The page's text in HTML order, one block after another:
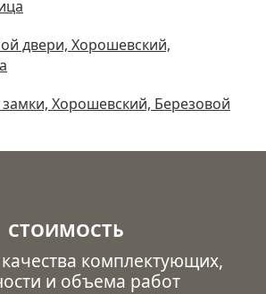
двери, Хорошевский,
Хорошевский, Березовой
СТОИМОСТЬ
качества комплектующих,
и объема работ